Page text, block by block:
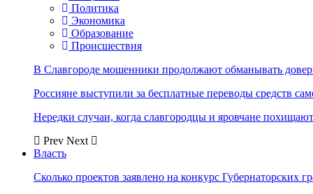
Политика
Экономика
Образование
Происшествия
В Славгороде мошенники продолжают обманывать
Россияне выступили за бесплатные переводы средств
Нередки случаи, когда славгородцы и яровчане
Prev Next
Власть
Сколько проектов заявлено на конкурс Губернаторских